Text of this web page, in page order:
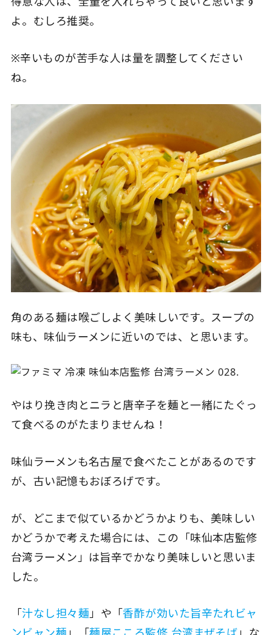
よ。むしろ推奨。
※辛いものが苦手な人は量を調整してください
ね。
角のある麺は喉ごしよく美味しいです。スープの
味も、味仙ラーメンに近いのでは、と思います。
やはり挽き肉とニラと唐辛子を麺と一緒にたぐっ
て食べるのがたまりませんね！
味仙ラーメンも名古屋で食べたことがあるのです
が、古い記憶もおぼろげです。
が、どこまで似ているかどうかよりも、美味しい
かどうかで考えた場合には、この「味仙本店監修
台湾ラーメン」は旨辛でかなり美味しいと思いま
した。
「汁なし担々麺」や「香酢が効いた旨辛たれビャ